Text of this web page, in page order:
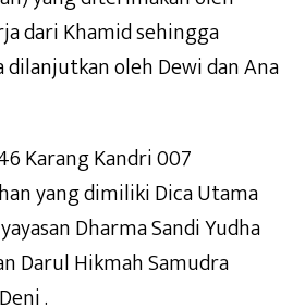
dari Khamid sehingga
dilanjutkan oleh Dewi dan Ana
Karang Kandri 007
yang dimiliki Dica Utama
Dharma Sandi Yudha
Darul Hikmah Samudra
.